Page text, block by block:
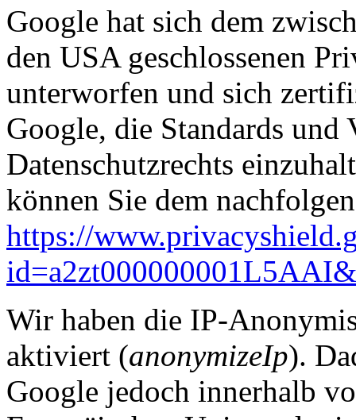
Google hat sich dem
den USA geschlossenen
unterworfen und sich
Google, die Standards und
Datenschutzrechts
können Sie dem
https://
Wir haben die IP-
aktiviert (anonymizeIp).
Google jedoch innerhalb